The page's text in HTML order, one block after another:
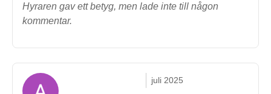
Hyraren gav ett betyg, men lade inte till någon
kommentar.
juli 2025